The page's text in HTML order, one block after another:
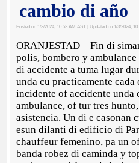
cambio di año
Posted on 1/3/2024, 10:53 AM AST | Updated on 1/3/2024,
ORANJESTAD – Fin di
polis, bombero y
di accidente a tuma lugar
unda cu practicamente
incidente of accidente unda
ambulance, of tur tres
asistencia. Un di e casonan
esun dilanti di edificio di
chauffeur femenino, pa un
banda robez di caminda y